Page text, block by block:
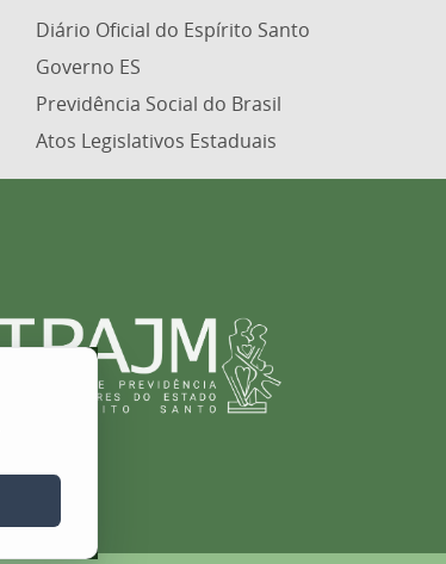
Diário Oficial do Espírito Santo
Governo ES
Previdência Social do Brasil
Atos Legislativos Estaduais